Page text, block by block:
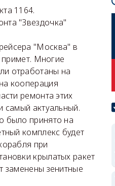
1164.
"Звездочка"
"Москва" в
примет. Многие
отработаны на
кооперация
ремонта этих
самый актуальный.
было принято на
комплекс будет
при
крылатых ракет
заменены зенитные